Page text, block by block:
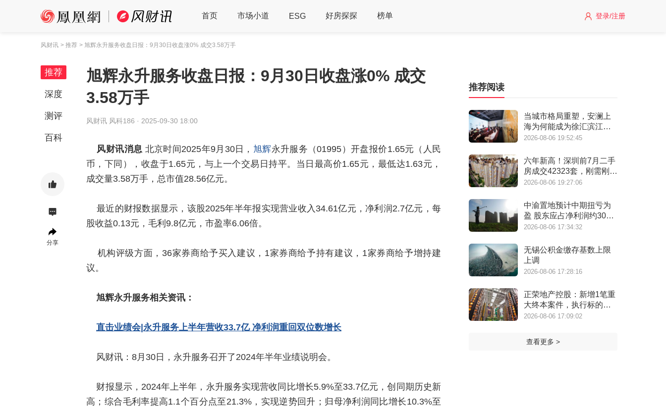
首页 市场小道 ESG 好房探探 榜单 登录/注册
风财讯 > 推荐 > 旭辉永升服务收盘日报：9月30日收盘涨0% 成交3.58万手
推荐
深度
测评
百科
分享
旭辉永升服务收盘日报：9月30日收盘涨0% 成交
3.58万手
风财讯 风科186 · 2025-09-30 18:00
风财讯消息 北京时间2025年9月30日， 旭辉永升服务（01995）开盘报价1.65元（人民
币，下同），收盘于1.65元，与上⼀个交易⽇持平。当日最高价1.65元，最低达1.63元，
成交量3.58万手，总市值28.56亿元。
最近的财报数据显示，该股2025年半年报实现营业收入34.61亿元，净利润2.7亿元，每
股收益0.13元，毛利9.8亿元，市盈率6.06倍。
机构评级方面，36家券商给予买入建议，1家券商给予持有建议，1家券商给予增持建
议。
旭辉永升服务相关资讯：
直击业绩会|永升服务上半年营收33.7亿 净利润重回双位数增长
风财讯：8月30日，永升服务召开了2024年半年业绩说明会。
财报显示，2024年上半年，永升服务实现营收同比增长5.9%至33.7亿元，创同期历史新
高；综合毛利率提高1.1个百分点至21.3%，实现逆势回升；归母净利润同比增长10.3%至
推荐阅读
当城市格局重塑，安澜上
海为何能成为徐汇滨江承
接“新质生产力”的人居锚
2026-08-06 19:52:45
六年新高！深圳前7月二手
房成交42323套，刚需刚改
撑起"量的回归"
2026-08-06 19:27:06
中渝置地预计中期扭亏为
盈 股东应占净利润约3000
万港元
2026-08-06 17:34:32
无锡公积金缴存基数上限
上调
2026-08-06 17:28:16
正荣地产控股：新增1笔重
大终本案件，执行标的金
额为4.73亿元
2026-08-06 17:09:02
查看更多 >